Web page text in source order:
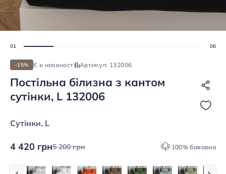
-15% Є в наявності Артикул: 132006
Постiльна бiлизна з кантом
сутінки, L 132006
Сутінки, L
4 420 грн5 200 грн 100% бавовна